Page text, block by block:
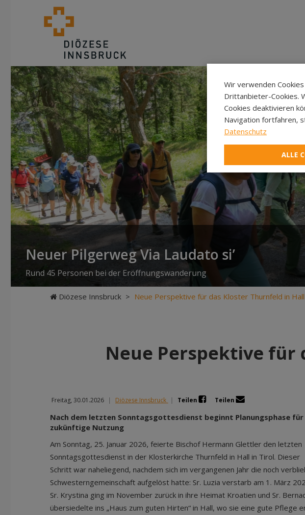
Neuer Pilgerweg Via Laudato si’
Rund 45 Personen bei der Eröffnungswanderung
Diözese Innsbruck > Neue Perspektive für das Kloster Thurnfeld in Hall
Neue Perspektive für
Freitag, 30.01.2026 | Diözese Innsbruck | Teilen Teilen
Nach dem letzten Sonntagsgottesdienst beginnt Planungsphase für
zukünftige Nutzung
Am Sonntag, 25. Januar 2026, feierte Bischof Hermann Glettler den letzten
Sonntagsgottesdienst in der Klosterkirche Thurnfeld in Hall in Tirol. Dieser
Schritt war naheliegend, nachdem sich im vergangenen Jahr die noch
Schwesterngemeinschaft aufgelöst hatte: Sr. Luzia verstarb am 1. März
Sr. Krystina ging im November zurück in ihre Heimat Kroatien und Sr.
übersiedelte ins „Haus zum guten Hirten“ in Hall, wo sie eine gute Pflege
Wir verwenden
Drittanbieter-Cookies.
Cookies deaktivieren
Navigation fortfahren,
Datenschutz
ALLE